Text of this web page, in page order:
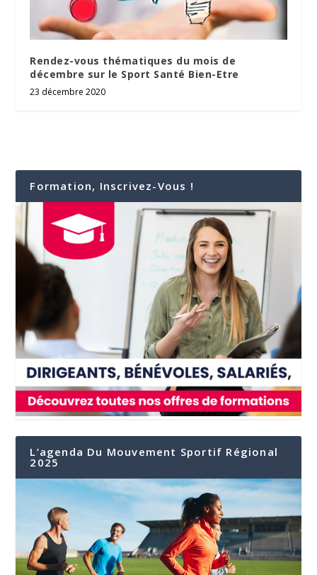
Rendez-vous thématiques du mois de
décembre sur le Sport Santé Bien-Etre
23 décembre 2020
Formation, Inscrivez-Vous !
L’agenda Du Mouvement Sportif Régional
2025